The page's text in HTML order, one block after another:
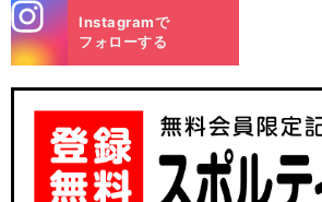
m
Instagramで
フォローする